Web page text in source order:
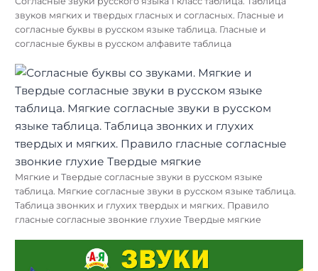
звуков мягких и твердых гласных и согласных. Гласные и
согласные буквы в русском языке таблица. Гласные и
согласные буквы в русском алфавите таблица
Мягкие и Твердые согласные звуки в русском языке
таблица. Мягкие согласные звуки в русском языке таблица.
Таблица звонких и глухих твердых и мягких. Правило
гласные согласные звонкие глухие Твердые мягкие